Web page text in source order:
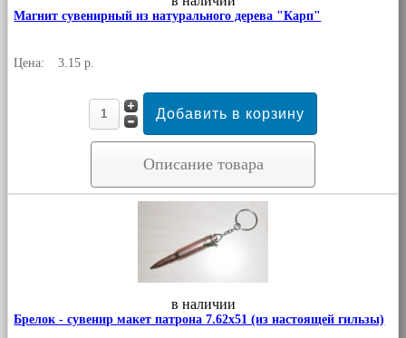
Магнит сувенирный из натурального дерева "Карп"
Цена: 3.15 р.
Описание товара
в наличии
Брелок - сувенир макет патрона 7.62х51 (из настоящей гильзы)